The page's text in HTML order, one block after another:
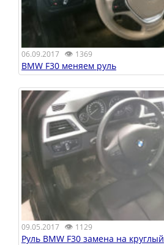
06.09.2017 👁 1369
BMW F30 меняем руль
09.05.2017 👁 1129
Руль BMW F30 замена на круглый